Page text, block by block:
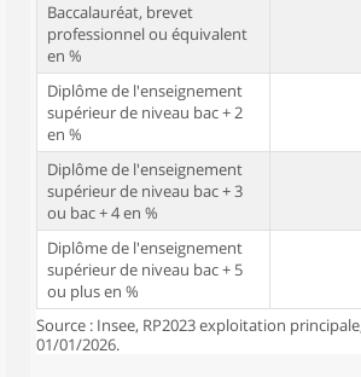
Baccalauréat, brevet
professionnel ou équivalent
en %
Diplôme de l'enseignement
supérieur de niveau bac + 2
en %
Diplôme de l'enseignement
supérieur de niveau bac + 3
ou bac + 4 en %
Diplôme de l'enseignement
supérieur de niveau bac + 5
ou plus en %
Source : Insee, RP2023 exploitation
01/01/2026.